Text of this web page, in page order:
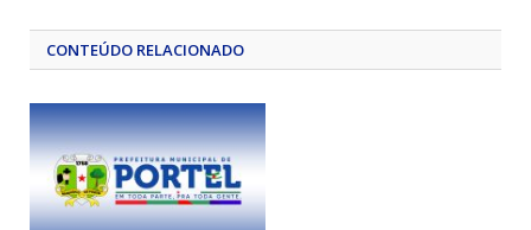
CONTEÚDO RELACIONADO